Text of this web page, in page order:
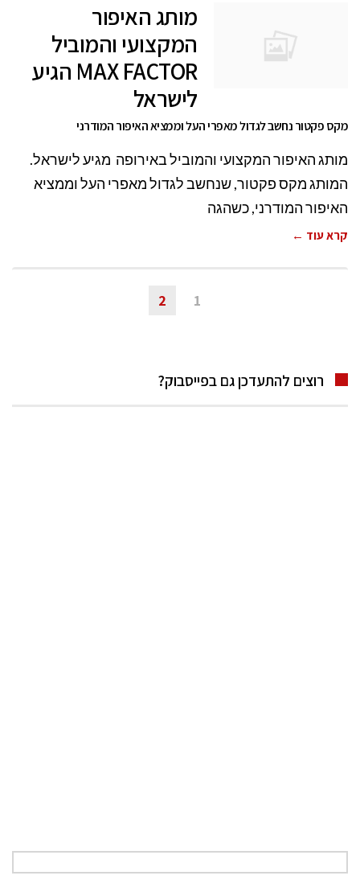
מותג האיפור
המקצועי והמוביל
MAX FACTOR הגיע
לישראל
מקס פקטור נחשב לגדול מאפרי העל וממציא האיפור המודרני
מותג האיפור המקצועי והמוביל באירופה מגיע לישראל.
המותג מקס פקטור, שנחשב לגדול מאפרי העל וממציא
האיפור המודרני, כשהגה
קרא עוד ←
1
2
רוצים להתעדכן גם בפייסבוק?